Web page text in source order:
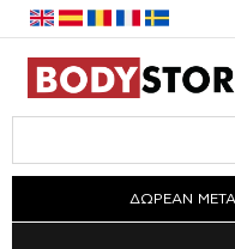
ΔΩΡΕΑΝ